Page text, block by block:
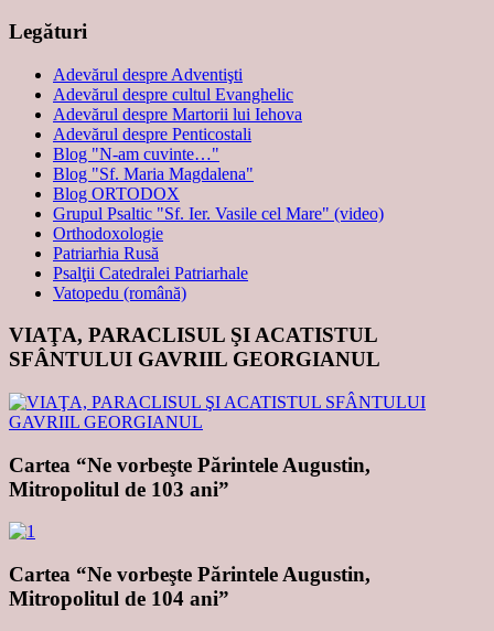
Legături
Adevărul despre Adventişti
Adevărul despre cultul Evanghelic
Adevărul despre Martorii lui Iehova
Adevărul despre Penticostali
Blog "N-am cuvinte…"
Blog "Sf. Maria Magdalena"
Blog ORTODOX
Grupul Psaltic "Sf. Ier. Vasile cel Mare" (video)
Orthodoxologie
Patriarhia Rusă
Psalţii Catedralei Patriarhale
Vatopedu (română)
VIAŢA, PARACLISUL ŞI ACATISTUL
SFÂNTULUI GAVRIIL GEORGIANUL
Cartea “Ne vorbeşte Părintele Augustin,
Mitropolitul de 103 ani”
Cartea “Ne vorbeşte Părintele Augustin,
Mitropolitul de 104 ani”